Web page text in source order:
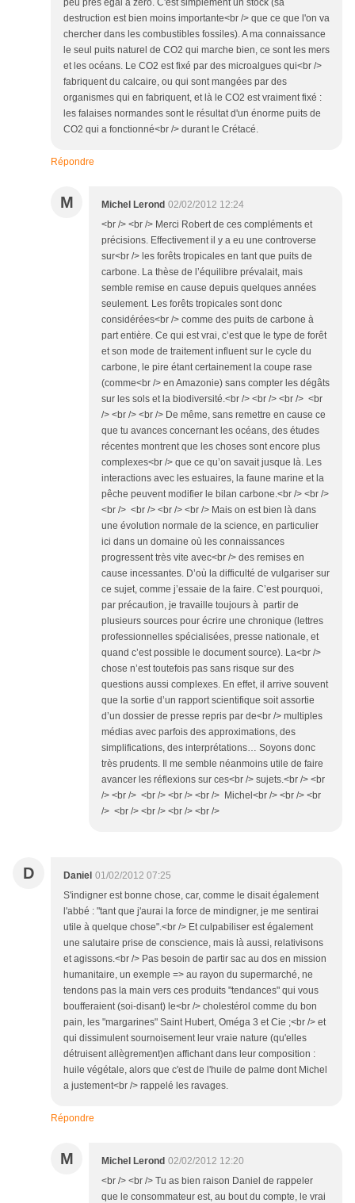
peu près égal à zéro. C'est simplement un stock (sa
destruction est bien moins importante<br /> que ce que l'on va
chercher dans les combustibles fossiles). A ma connaissance
le seul puits naturel de CO2 qui marche bien, ce sont les mers
et les océans. Le CO2 est fixé par des microalgues qui<br />
fabriquent du calcaire, ou qui sont mangées par des
organismes qui en fabriquent, et là le CO2 est vraiment fixé :
les falaises normandes sont le résultat d'un énorme puits de
CO2 qui a fonctionné<br /> durant le Crétacé.
Répondre
M Michel Lerond 02/02/2012 12:24
<br /> <br /> Merci Robert de ces compléments et
précisions. Effectivement il y a eu une controverse
sur<br /> les forêts tropicales en tant que puits de
carbone. La thèse de l’équilibre prévalait, mais
semble remise en cause depuis quelques années
seulement. Les forêts tropicales sont donc
considérées<br /> comme des puits de carbone à
part entière. Ce qui est vrai, c’est que le type de forêt
et son mode de traitement influent sur le cycle du
carbone, le pire étant certainement la coupe rase
(comme<br /> en Amazonie) sans compter les dégâts
sur les sols et la biodiversité.<br /> <br /> <br /> <br
/> <br /> <br /> De même, sans remettre en cause ce
que tu avances concernant les océans, des études
récentes montrent que les choses sont encore plus
complexes<br /> que ce qu’on savait jusque là. Les
interactions avec les estuaires, la faune marine et la
pêche peuvent modifier le bilan carbone.<br /> <br />
<br /> <br /> <br /> <br /> Mais on est bien là dans
une évolution normale de la science, en particulier
ici dans un domaine où les connaissances
progressent très vite avec<br /> des remises en
cause incessantes. D’où la difficulté de vulgariser sur
ce sujet, comme j’essaie de la faire. C’est pourquoi,
par précaution, je travaille toujours à partir de
plusieurs sources pour écrire une chronique (lettres
professionnelles spécialisées, presse nationale, et
quand c’est possible le document source). La<br />
chose n’est toutefois pas sans risque sur des
questions aussi complexes. En effet, il arrive souvent
que la sortie d’un rapport scientifique soit assortie
d’un dossier de presse repris par de<br /> multiples
médias avec parfois des approximations, des
simplifications, des interprétations… Soyons donc
très prudents. Il me semble néanmoins utile de faire
avancer les réflexions sur ces<br /> sujets.<br /> <br
/> <br /> <br /> <br /> <br /> Michel<br /> <br /> <br
/> <br /> <br /> <br /> <br />
D Daniel 01/02/2012 07:25
S'indigner est bonne chose, car, comme le disait également
l'abbé : "tant que j'aurai la force de mindigner, je me sentirai
utile à quelque chose".<br /> Et culpabiliser est également
une salutaire prise de conscience, mais là aussi, relativisons
et agissons.<br /> Pas besoin de partir sac au dos en mission
humanitaire, un exemple => au rayon du supermarché, ne
tendons pas la main vers ces produits "tendances" qui vous
boufferaient (soi-disant) le<br /> cholestérol comme du bon
pain, les "margarines" Saint Hubert, Oméga 3 et Cie ;<br /> et
qui dissimulent sournoisement leur vraie nature (qu'elles
détruisent allègrement)en affichant dans leur composition :
huile végétale, alors que c'est de l'huile de palme dont Michel
a justement<br /> rappelé les ravages.
Répondre
M Michel Lerond 02/02/2012 12:20
<br /> <br /> Tu as bien raison Daniel de rappeler
que le consommateur est, au bout du compte, le vrai